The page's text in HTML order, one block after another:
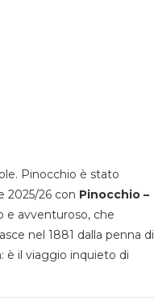
Pinocchio è stato
2025/26 con Pinocchio –
avventuroso, che
nel 1881 dalla penna di
è il viaggio inquieto di